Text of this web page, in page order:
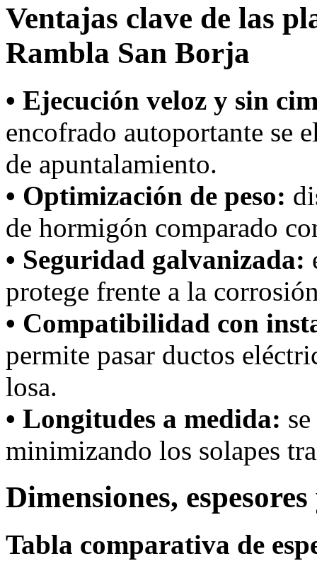
Ventajas clave de las
Rambla San Borja
• Ejecución veloz y sin
encofrado autoportante se
de apuntalamiento.
• Optimización de peso:
de hormigón comparado
• Seguridad galvanizada:
protege frente a la
• Compatibilidad con
permite pasar ductos
losa.
• Longitudes a medida:
minimizando los solapes
Dimensiones,
Tabla comparativa de